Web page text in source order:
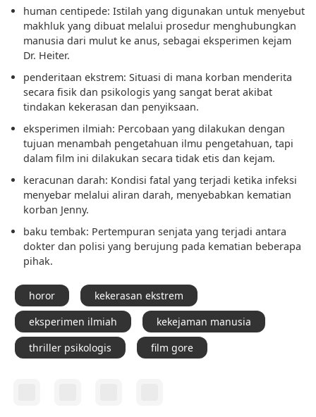
human centipede: Istilah yang digunakan untuk menyebut
makhluk yang dibuat melalui prosedur menghubungkan
manusia dari mulut ke anus, sebagai eksperimen kejam
Dr. Heiter.
penderitaan ekstrem: Situasi di mana korban menderita
secara fisik dan psikologis yang sangat berat akibat
tindakan kekerasan dan penyiksaan.
eksperimen ilmiah: Percobaan yang dilakukan dengan
tujuan menambah pengetahuan ilmu pengetahuan, tapi
dalam film ini dilakukan secara tidak etis dan kejam.
keracunan darah: Kondisi fatal yang terjadi ketika infeksi
menyebar melalui aliran darah, menyebabkan kematian
korban Jenny.
baku tembak: Pertempuran senjata yang terjadi antara
dokter dan polisi yang berujung pada kematian beberapa
pihak.
horor
kekerasan ekstrem
eksperimen ilmiah
kekejaman manusia
thriller psikologis
film gore